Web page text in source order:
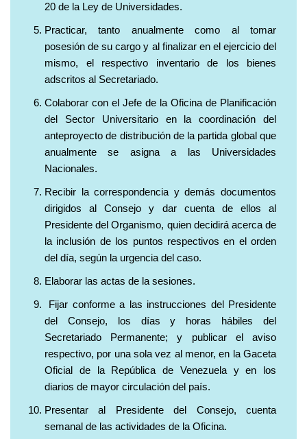
20 de la Ley de Universidades.
Practicar, tanto anualmente como al tomar
posesión de su cargo y al finalizar en el ejercicio del
mismo, el respectivo inventario de los bienes
adscritos al Secretariado.
Colaborar con el Jefe de la Oficina de Planificación
del Sector Universitario en la coordinación del
anteproyecto de distribución de la partida global que
anualmente se asigna a las Universidades
Nacionales.
Recibir la correspondencia y demás documentos
dirigidos al Consejo y dar cuenta de ellos al
Presidente del Organismo, quien decidirá acerca de
la inclusión de los puntos respectivos en el orden
del día, según la urgencia del caso.
Elaborar las actas de la sesiones.
Fijar conforme a las instrucciones del Presidente
del Consejo, los días y horas hábiles del
Secretariado Permanente; y publicar el aviso
respectivo, por una sola vez al menor, en la Gaceta
Oficial de la República de Venezuela y en los
diarios de mayor circulación del país.
Presentar al Presidente del Consejo, cuenta
semanal de las actividades de la Oficina.